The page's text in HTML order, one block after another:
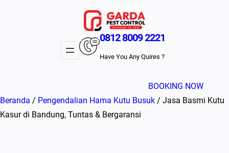
0812 8009 2221
Have You Any Quires ?
BOOKING NOW
Beranda / Pengendalian Hama Kutu Busuk / Jasa Basmi Kutu
Kasur di Bandung, Tuntas & Bergaransi